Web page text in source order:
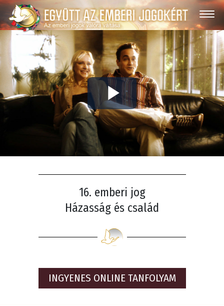
Play
Video
16. emberi jog
Házasság és család
INGYENES ONLINE TANFOLYAM